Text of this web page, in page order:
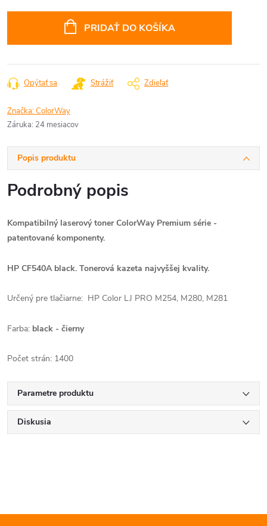
PRIDAŤ DO KOŠÍKA
Opýtať sa Strážiť Zdieľať
Značka:ColorWay
Záruka: 24 mesiacov
Popis produktu
Podrobný popis
Kompatibilný laserový toner ColorWay Premium série -
patentované komponenty.
HP CF540A black. Tonerová kazeta najvyššej kvality.
Určený pre tlačiarne: HP Color LJ PRO M254, M280, M281
Farba: black - čierny
Počet strán: 1400
Parametre produktu
Diskusia